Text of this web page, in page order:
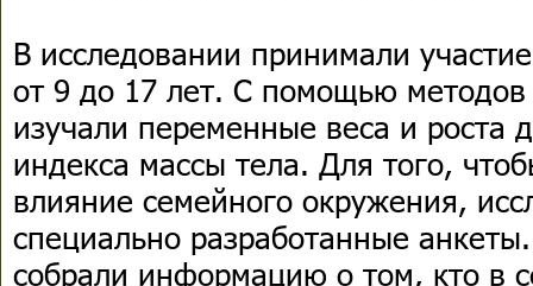
В исследовании принимали
от 9 до 17 лет. С помощью
изучали переменные веса и роста
индекса массы тела. Для того,
влияние семейного окружения,
специально разработанные
собрали информацию о том, кто в